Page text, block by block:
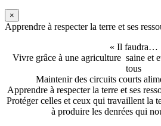
×
Apprendre à respecter la terre et ses
« Il faudra…
Vivre grâce à une agriculture saine et
tous
Maintenir des circuits courts
Apprendre à respecter la terre et ses
Protéger celles et ceux qui travaillent la
à produire les denrées qui